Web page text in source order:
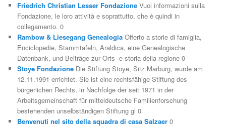
Friedrich Christian Lesser Fondazione Vuoi informazioni sulla
Fondazione, le loro attività e soprattutto, che è quindi in
collegamento. 0
Rambow & Liesegang Genealogia Offerto a storie di famiglia,
Enciclopedie, Stammtafeln, Araldica, eine Genealogische
Datenbank, und Beiträge zur Orts- e storia della regione 0
Stoye Fondazione Die Stiftung Stoye, Sitz Marburg, wurde am
12.11.1991 errichtet. Sie ist eine rechtsfähige Stiftung des
bürgerlichen Rechts, in Nachfolge der seit 1971 in der
Arbeitsgemeinschaft für mitteldeutsche Familienforschung
bestehenden unselbständigen Stiftung gl 0
Benvenuti nel sito della squadra di casa Salzaer 0